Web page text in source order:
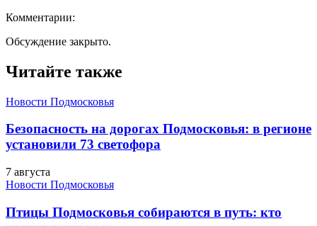
Комментарии:
Обсуждение закрыто.
Читайте также
Новости Подмосковья
Безопасность на дорогах Подмосковья: в регионе
установили 73 светофора
7 августа
Новости Подмосковья
Птицы Подмосковья собираются в путь: кто